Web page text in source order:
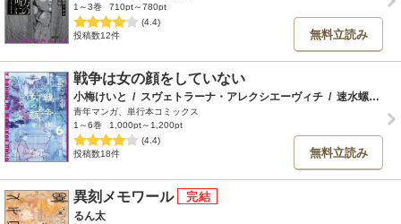
1～3巻
710pt～780pt
(4.4)
投稿数12件
無料立読み
戦争は女の顔をしていない
小梅けいと / スヴェトラーナ・アレクシエーヴィチ / 速水螺旋人
青年マンガ、単行本コミックス
1～6巻
1,000pt～1,200pt
(4.4)
投稿数18件
無料立読み
異刻メモワール
るん太